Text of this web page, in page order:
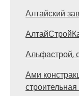
Алтайский
Альфастрой,
Ами